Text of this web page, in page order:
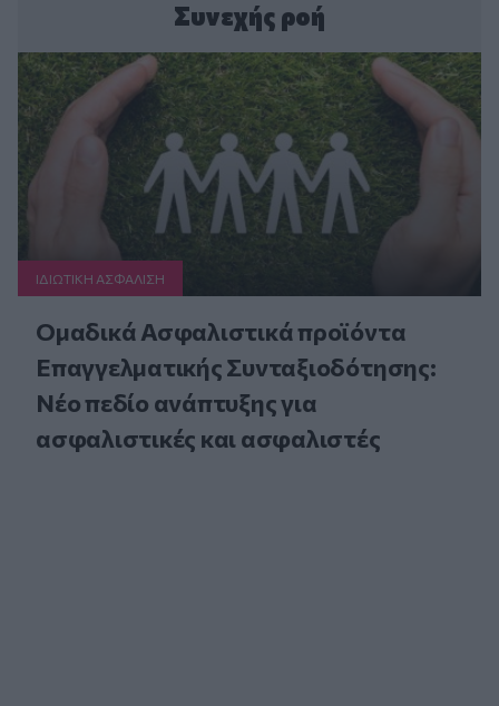
Συνεχής ροή
ΙΔΙΩΤΙΚΗ ΑΣΦAΛΙΣΗ
Ομαδικά Ασφαλιστικά προϊόντα
Επαγγελματικής Συνταξιοδότησης:
Νέο πεδίο ανάπτυξης για
ασφαλιστικές και ασφαλιστές